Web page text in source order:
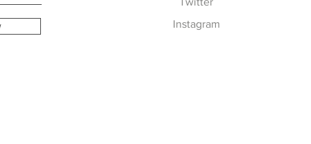
Instagram